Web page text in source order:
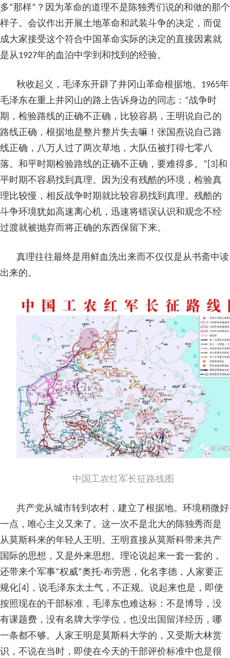
多“那样”？因为革命的道理不是陈独秀们说的和做的那个
样子。会议作出开展土地革命和武装斗争的决定，而促
成大家接受这个符合中国革命实际的决定的直接因素就
是从1927年的血泊中学到和找到的经验。
秋收起义，毛泽东开辟了井冈山革命根据地。1965年
毛泽东在重上井冈山的路上告诉身边的同志：“战争时
期，检验路线的正确不正确，比较容易，王明说自己的
路线正确，根据地是整片整片失去嘛！张国焘说自己路
线正确，八万人过了两次草地，大队伍被打得七零八
落。和平时期检验路线的正确不正确，要难得多。”[3]和
平时期不容易找到真理。因为没有残酷的环境，检验真
理比较慢，相反战争时期就比较容易找到真理。残酷的
斗争环境犹如高速离心机，迅速将错误认识和观念不经
过渡就被抛弃而将正确的东西保留下来。
真理往往最终是用鲜血洗出来而不仅仅是从书斋中读
出来的。
中国工农红军长征路线图
共产党从城市转到农村，建立了根据地。环境稍微好
一点，唯心主义又来了。这一次不是北大的陈独秀而是
从莫斯科来的年轻人王明。王明直接从莫斯科带来共产
国际的思想，又是外来思想。理论说起来一套一套的，
还带来个军事“权威”奥托·布劳恩，化名李德，人家要正
规化[4]，说毛泽东太土气，不正规。说起来也是，即使
按照现在的干部标准，毛泽东也难达标：不是博导，没
有课题费，没有名牌大学学位，也没出国留洋经历，哪
一条都不够。人家王明是莫斯科大学的，又受斯大林赏
识，不说在当时，即使在今天的干部评价标准中也是很